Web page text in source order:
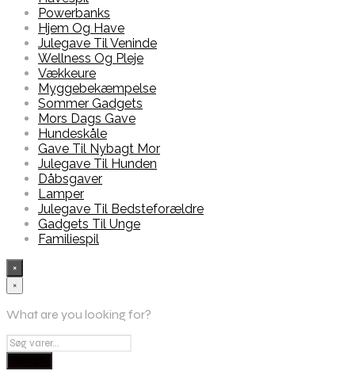
Powerbanks
Hjem Og Have
Julegave Til Veninde
Wellness Og Pleje
Vækkeure
Myggebekæmpelse
Sommer Gadgets
Mors Dags Gave
Hundeskåle
Gave Til Nybagt Mor
Julegave Til Hunden
Dåbsgaver
Lamper
Julegave Til Bedsteforældre
Gadgets Til Unge
Familiespil
×
×
What are you looking for?